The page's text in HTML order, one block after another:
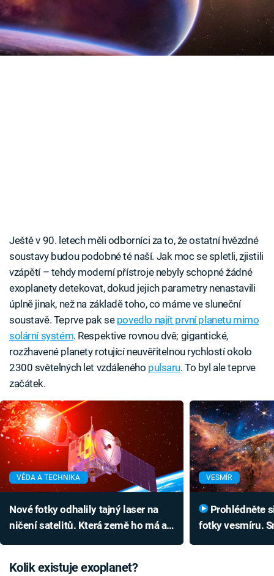
Časopis
Sledujte prima+
objevit?
Ještě v 90. letech měli odborníci za to, že ostatní hvězdné
soustavy budou podobné té naší. Jak moc se spletli, zjistili
vzápětí – tehdy moderní přístroje nebyly schopné žádné
exoplanety detekovat, dokud jejich parametry nenastavili
úplně jinak, než na základě toho, co máme ve sluneční
soustavě. Teprve pak se povedlo najít první planetu mimo
solární systém. Respektive rovnou dvě; gigantické,
rozžhavené planety rotující neuvěřitelnou rychlostí okolo
2300 světelných let vzdáleného pulsaru. To byl ale teprve
začátek.
VĚDA A TECHNIKA
Nové fotky odhalily tajný laser na
ničení satelitů. Která země ho má a
VESMÍR
fotky vesmíru.
Kolik existuje exoplanet?